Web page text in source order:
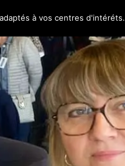
à vos centres d'intéréts.